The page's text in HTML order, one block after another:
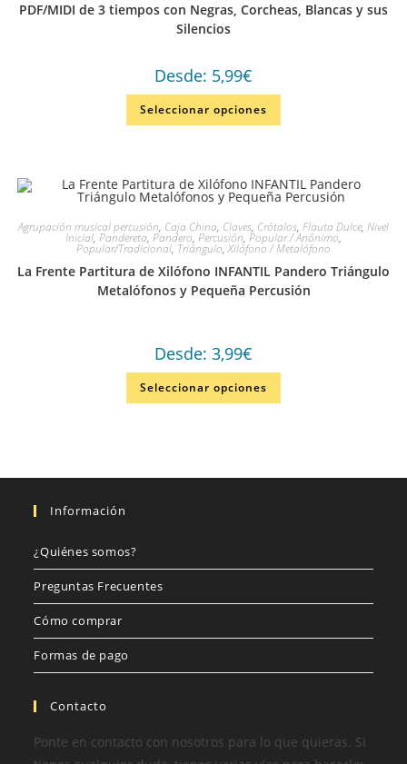
PDF/MIDI de 3 tiempos con Negras, Corcheas, Blancas y sus
Silencios
Desde: 5,99€
Seleccionar opciones
Agrupación musical percusión, Caja China, Claves, Crótalos, Flauta Dulce, Nivel
Inicial, Pandereta, Pandero, Percusión, Popular / Anónimo,
Popular/Tradicional, Triángulo,Xilófono / Metalófono
La Frente Partitura de Xilófono INFANTIL Pandero Triángulo
Metalófonos y Pequeña Percusión
Desde: 3,99€
Seleccionar opciones
Información
¿Quiénes somos?
Preguntas Frecuentes
Cómo comprar
Formas de pago
Contacto
Ponte en contacto con nosotros para lo que quieras. Si